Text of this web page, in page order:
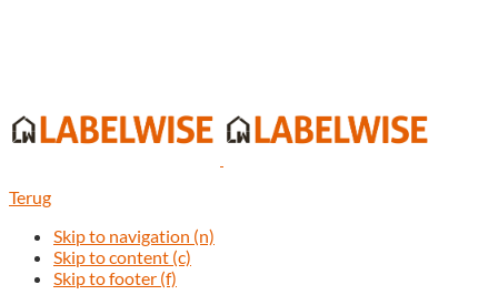
Terug
Skip to navigation (n)
Skip to content (c)
Skip to footer (f)